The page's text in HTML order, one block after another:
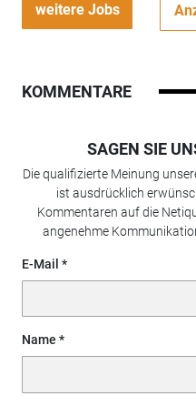
weitere Jobs
KOMMENTARE
SAGEN SIE
Die qualifizierte Meinung
ist ausdrücklich
Kommentaren auf die
angenehme
E-Mail
Name